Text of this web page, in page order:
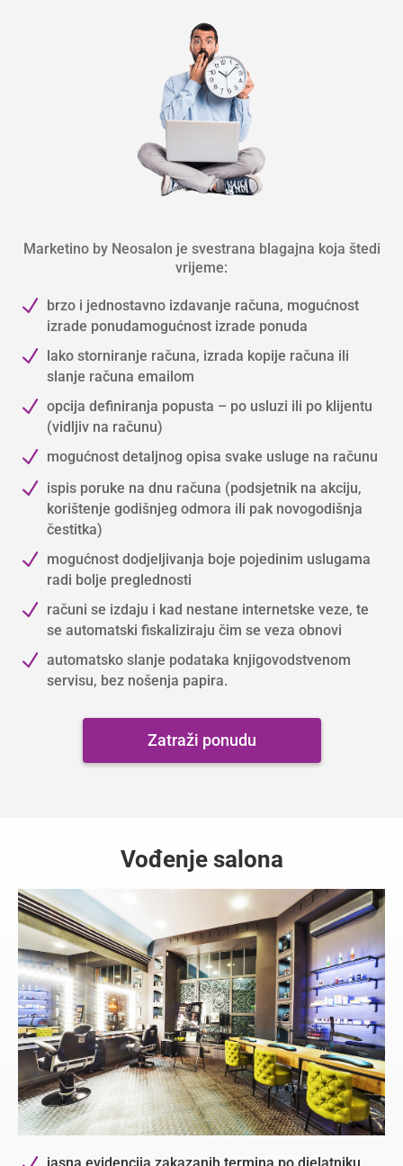
Marketino by Neosalon je svestrana blagajna koja štedi
vrijeme:
N brzo i jednostavno izdavanje računa, mogućnost
izrade ponudamogućnost izrade ponuda
N lako storniranje računa, izrada kopije računa ili
slanje računa emailom
N opcija definiranja popusta – po usluzi ili po klijentu
(vidljiv na računu)
N mogućnost detaljnog opisa svake usluge na računu
N ispis poruke na dnu računa (podsjetnik na akciju,
korištenje godišnjeg odmora ili pak novogodišnja
čestitka)
N mogućnost dodjeljivanja boje pojedinim uslugama
radi bolje preglednosti
N računi se izdaju i kad nestane internetske veze, te
se automatski fiskaliziraju čim se veza obnovi
N automatsko slanje podataka knjigovodstvenom
servisu, bez nošenja papira.
Zatraži ponudu
Vođenje salona